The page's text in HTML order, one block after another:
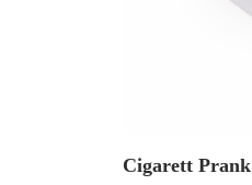
Cigarett Prank